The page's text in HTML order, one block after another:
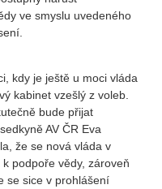
ve smyslu uvedeného
kdy je ještě u moci vláda
kabinet vzešlý z voleb.
bude přijat
AV ČR Eva
že se nová vláda v
podpoře vědy, zároveň
se sice v prohlášení